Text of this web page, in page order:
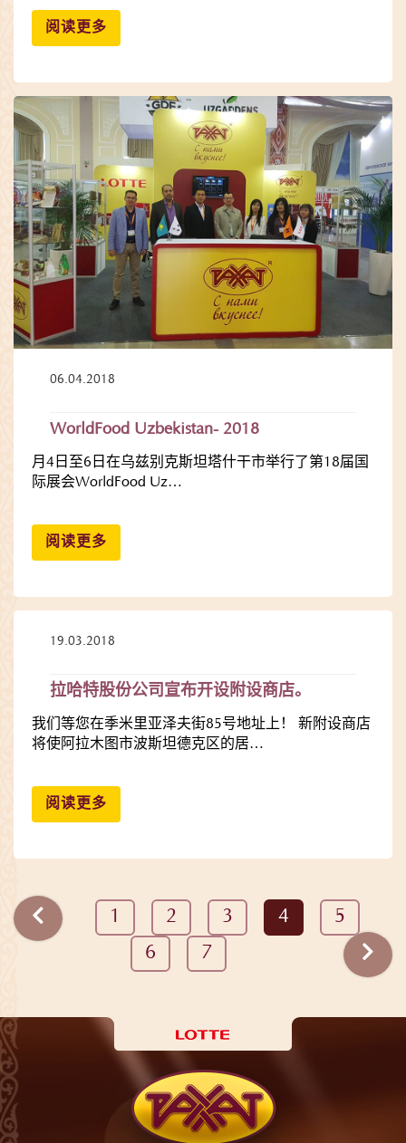
阅读更多
06.04.2018
WorldFood Uzbekistan- 2018
月4日至6日在乌兹别克斯坦塔什干市举行了第18届国
际展会WorldFood Uz…
阅读更多
19.03.2018
拉哈特股份公司宣布开设附设商店。
我们等您在季米里亚泽夫街85号地址上！ 新附设商店
将使阿拉木图市波斯坦德克区的居…
阅读更多
1 2 3 4
5
6
7